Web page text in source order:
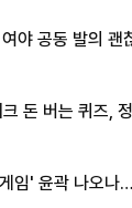
야 공동 발의 괜
돈 버는 퀴즈,
임' 윤곽 나오나